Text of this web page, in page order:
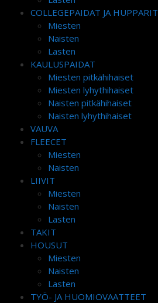
COLLEGEPAIDAT JA HUPPARIT
Miesten
Naisten
Lasten
KAULUSPAIDAT
Miesten pitkähihaiset
Miesten lyhythihaiset
Naisten pitkähihaiset
Naisten lyhythihaiset
VAUVA
FLEECET
Miesten
Naisten
LIIVIT
Miesten
Naisten
Lasten
TAKIT
HOUSUT
Miesten
Naisten
Lasten
TYÖ- JA HUOMIOVAATTEET